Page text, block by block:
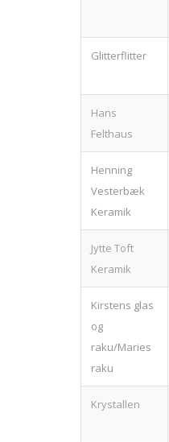
Glitterflitter
Hans
Felthaus
Henning
Vesterbæk
Keramik
Jytte Toft
Keramik
Kirstens glas
og
raku/Maries
raku
Krystallen